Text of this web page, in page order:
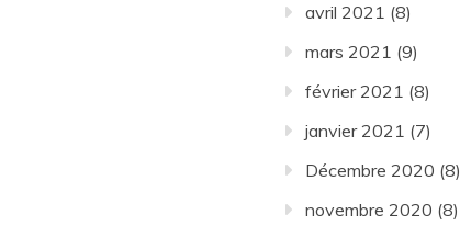
avril 2021 (8)
mars 2021 (9)
février 2021 (8)
janvier 2021 (7)
Décembre 2020 (8)
novembre 2020 (8)